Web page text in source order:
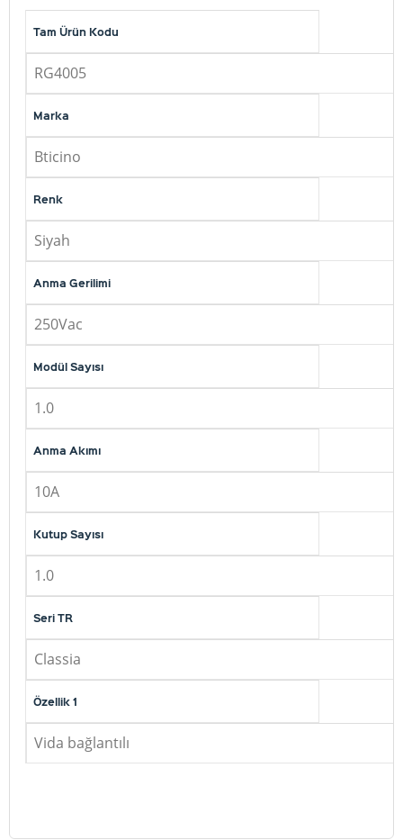
Tam Ürün Kodu
RG4005
Marka
Bticino
Renk
Siyah
Anma Gerilimi
250Vac
Modül Sayısı
1.0
Anma Akımı
10A
Kutup Sayısı
1.0
Seri TR
Classia
Özellik 1
Vida bağlantılı